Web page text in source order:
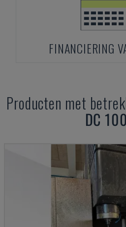
FINANCIERING
Producten met
DC